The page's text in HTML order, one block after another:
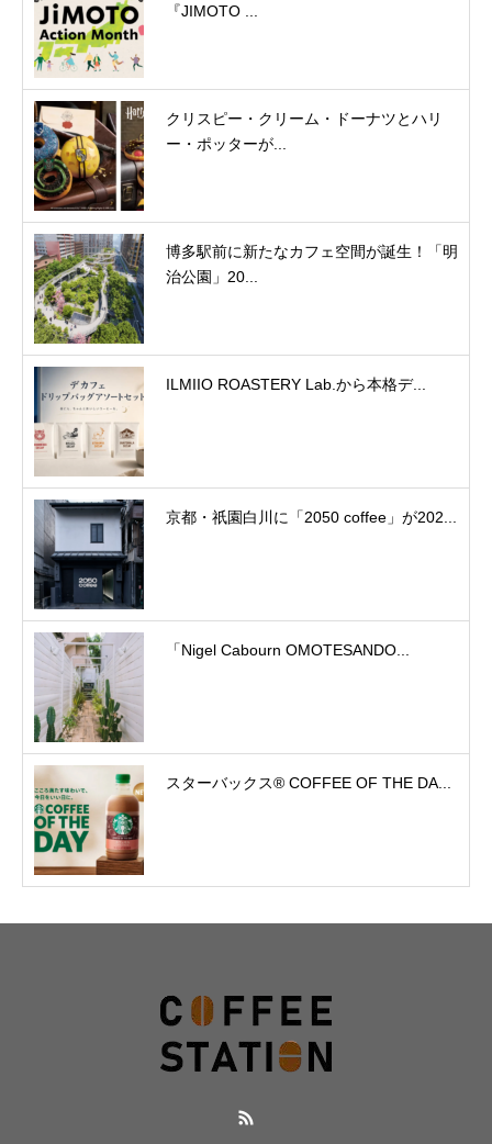
『JIMOTO ...
クリスピー・クリーム・ドーナツとハリ
ー・ポッターが...
博多駅前に新たなカフェ空間が誕生！「明
治公園」20...
ILMIIO ROASTERY Lab.から本格デ...
京都・祇園白川に「2050 coffee」が202...
「Nigel Cabourn OMOTESANDO...
スターバックス® COFFEE OF THE DA...